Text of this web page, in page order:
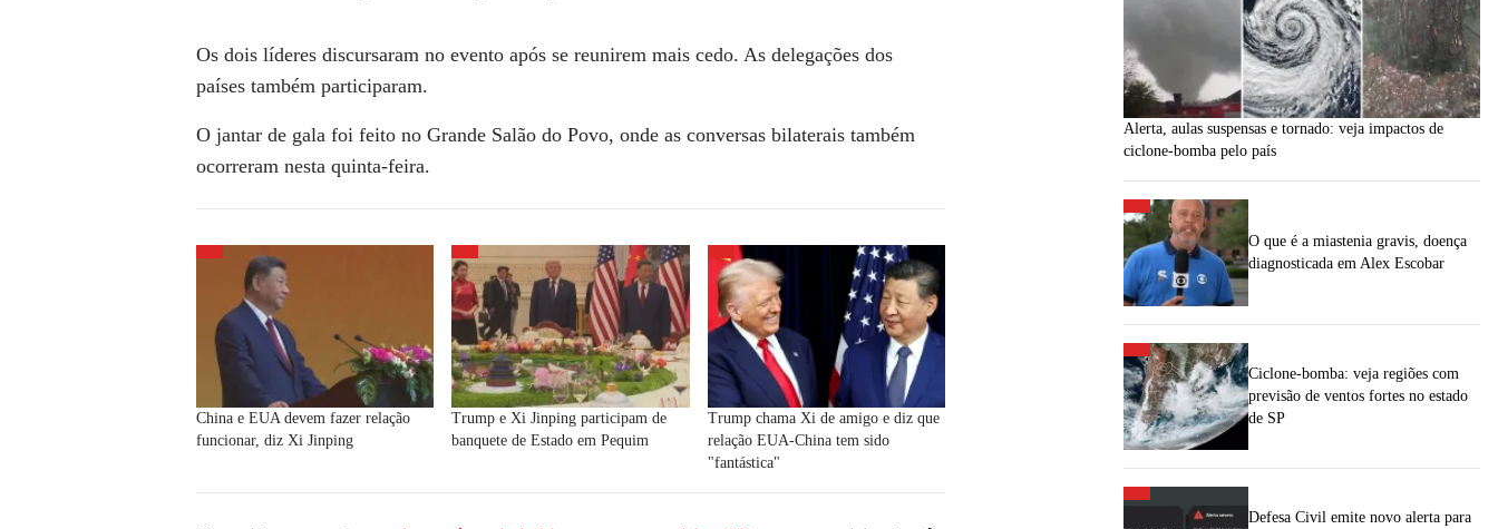
Os dois líderes discursaram no evento após se reunirem mais cedo. As delegações dos
países também participaram.
O jantar de gala foi feito no Grande Salão do Povo, onde as conversas bilaterais também
ocorreram nesta quinta-feira.
China e EUA devem fazer relação
funcionar, diz Xi Jinping
Trump e Xi Jinping participam de
banquete de Estado em Pequim
Trump chama Xi de amigo e diz que
relação EUA-China tem sido
"fantástica"
Alerta, aulas suspensas e tornado: veja impactos de
ciclone-bomba pelo país
O que é a miastenia gravis, doença
diagnosticada em Alex Escobar
Ciclone-bomba: veja regiões com
previsão de ventos fortes no estado
de SP
Defesa Civil emite novo alerta para